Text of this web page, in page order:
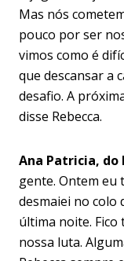
Mas nós
pouco por ser
vimos como é
que descansar a
desafio. A
disse Rebecca.
Ana Patricia, do
gente. Ontem eu
desmaiei no colo
última noite.
nossa luta.